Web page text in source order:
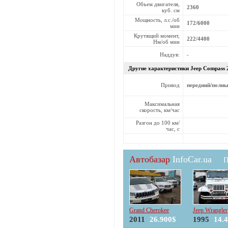
Объем двигателя,
куб. см
2360
Мощность, л.с./об
мин
172/6000
Крутящий момент,
Нм/об мин
222/4400
Наддув: -
Другие характеристики Jeep Compass
Привод передний/
Максимальная
скорость, км/час
Разгон до 100 км/
час, с
Автобазар InfoCar.ua
Grand Cherokee
2011 26.900$
Jeep Wrangler
1995